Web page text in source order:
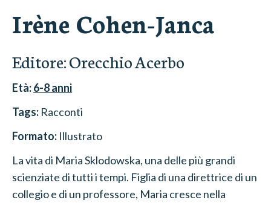
Irène Cohen-Janca
Editore:Orecchio Acerbo
Età:6-8anni
Tags: Racconti
Formato: Illustrato
La vita di Maria Sklodowska, una delle più grandi
scienziate di tutti i tempi. Figlia di una direttrice di un
collegio e di un professore, Maria cresce nella